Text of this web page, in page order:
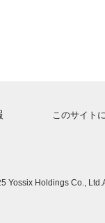
このサイト
Yossix Holdings Co., Ltd.